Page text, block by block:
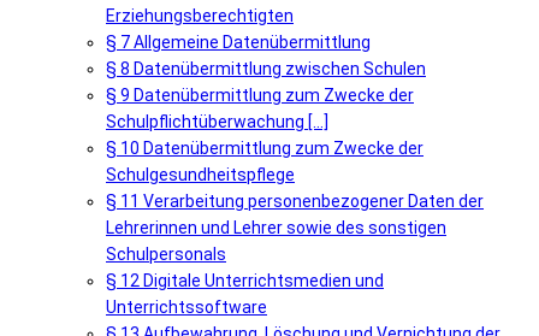
Erziehungsberechtigten
§ 7 Allgemeine Datenübermittlung
§ 8 Datenübermittlung zwischen Schulen
§ 9 Datenübermittlung zum Zwecke der
Schulpflichtüberwachung [...]
§ 10 Datenübermittlung zum Zwecke der
Schulgesundheitspflege
§ 11 Verarbeitung personenbezogener Daten der
Lehrerinnen und Lehrer sowie des sonstigen
Schulpersonals
§ 12 Digitale Unterrichtsmedien und
Unterrichtssoftware